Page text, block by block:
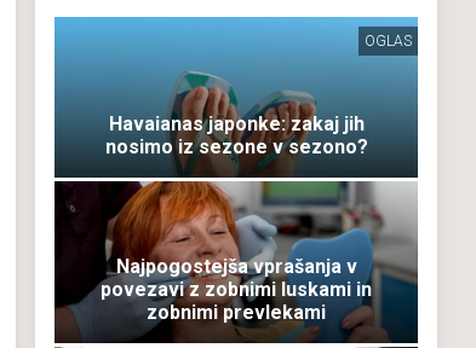
OGLAS
Havaianas japonke: zakaj jih
nosimo iz sezone v sezono?
Najpogostejša vprašanja v
povezavi z zobnimi luskami in
zobnimi prevlekami